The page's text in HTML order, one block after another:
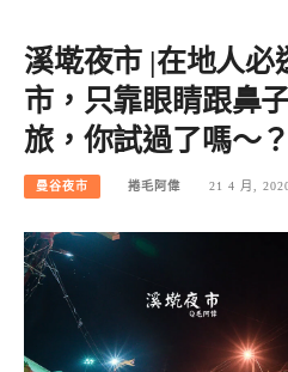
溪墘夜市 |在地人必
市，只靠眼睛跟鼻
旅，你試過了嗎～？
曼谷夜市 捲毛阿偉 21 4 月,